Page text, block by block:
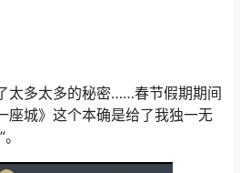
太多太多的秘密……春节假期期间
座城》这个本确是给了我独一无